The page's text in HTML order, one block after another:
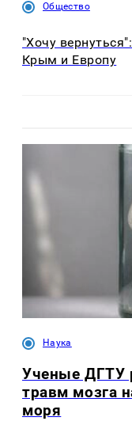
Общество
"Хочу
Крым и Европу
Наука
Ученые ДГТУ
травм мозга
моря